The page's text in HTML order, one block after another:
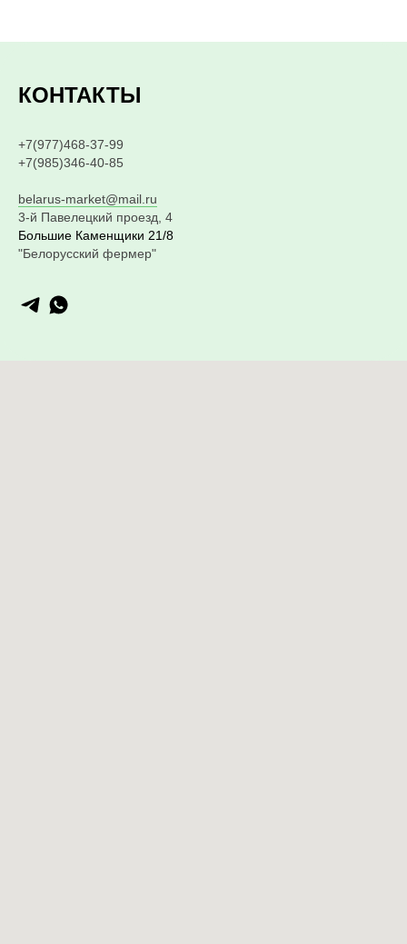
КОНТАКТЫ
+7(977)468-37-99
+7(985)346-40-85
belarus-market@mail.ru
3-й Павелецкий проезд, 4
Большие Каменщики 21/8
"Белорусский фермер"